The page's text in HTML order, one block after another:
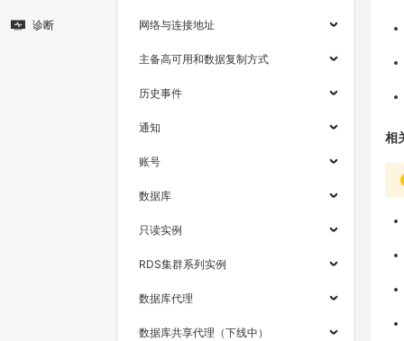
诊断 网络与连接地址
主备高可用和数据复制方式
历史事件
通知
账号
数据库
只读实例
RDS集群系列实例
数据库代理
数据库共享代理（下线中）
相